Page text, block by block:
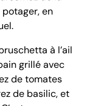
en
à l’ail
grillé avec
de tomates
de basilic, et